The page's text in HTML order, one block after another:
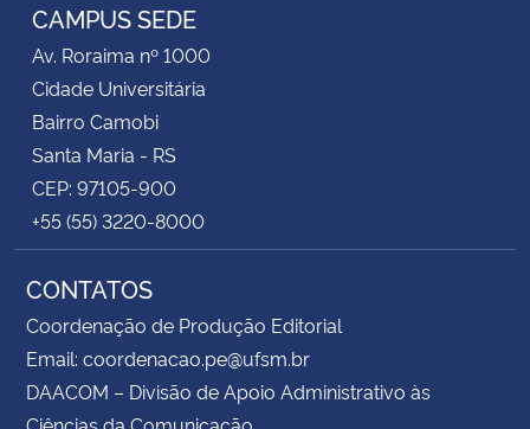
CAMPUS SEDE
Av. Roraima nº 1000
Cidade Universitária
Bairro Camobi
Santa Maria - RS
CEP: 97105-900
+55 (55) 3220-8000
CONTATOS
Coordenação de Produção Editorial
Email: coordenacao.pe@ufsm.br
DAACOM – Divisão de Apoio Administrativo às